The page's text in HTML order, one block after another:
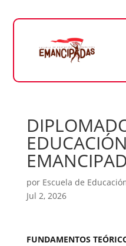
por Escuela de
Jul 2, 2026
FUNDAMENTOS